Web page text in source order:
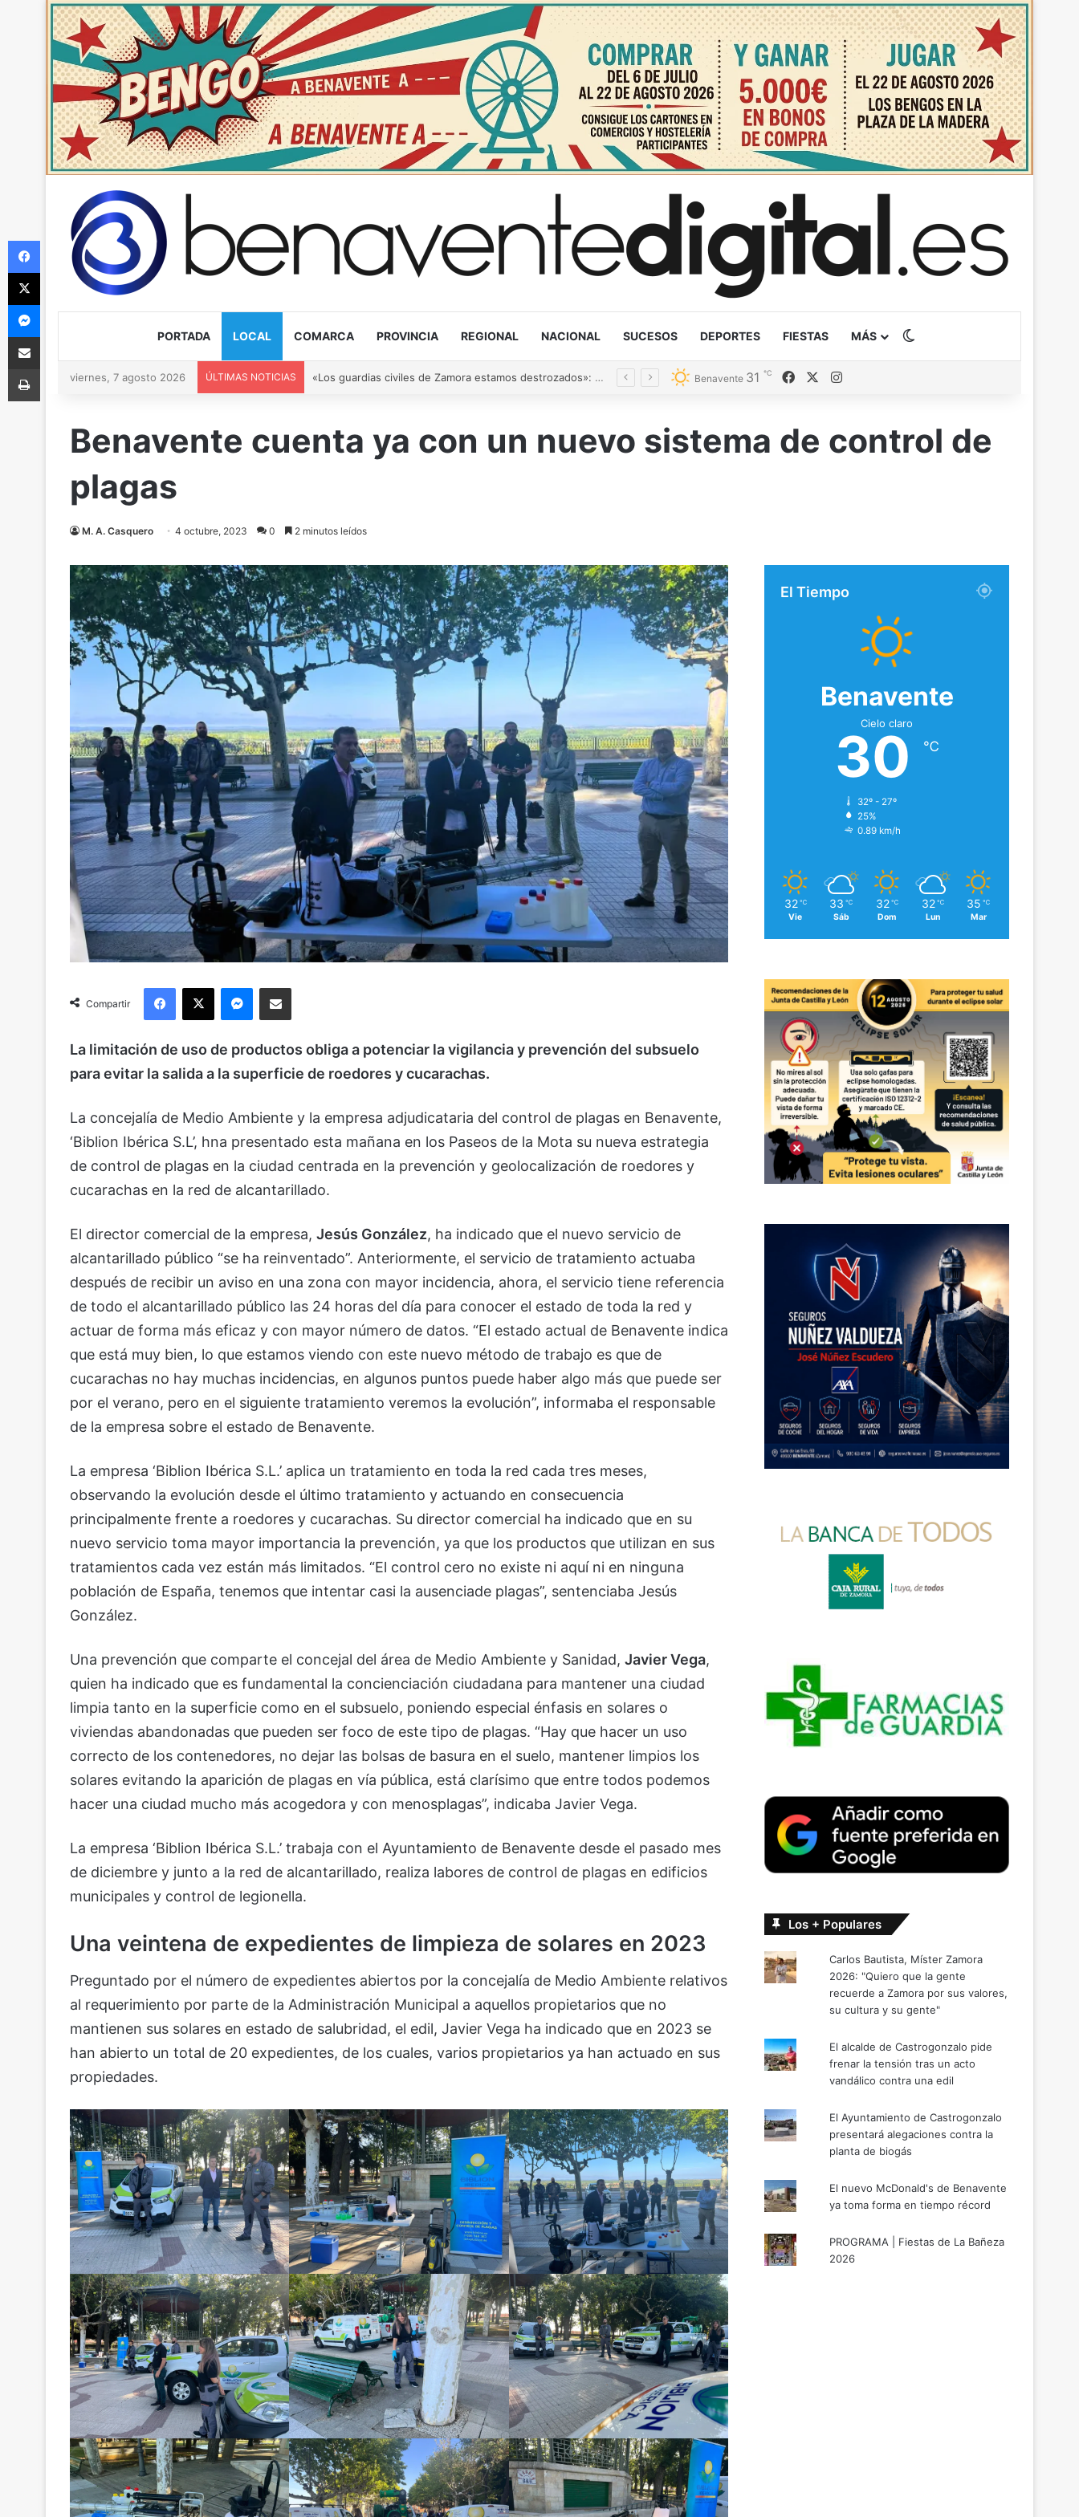
PORTADA LOCAL COMARCA PROVINCIA REGIONAL NACIONAL SUCESOS DEPORTES FIESTAS MÁS
viernes, 7 agosto 2026 ÚLTIMAS NOTICIAS «Los guardias civiles de Zamora estamos destrozados»: el homenaje a las tres mujeres asesinadas por violencia machista Benavente 31 ℃ FacebookInstagram
Benavente cuenta ya con un nuevo sistema de control de
plagas
M. A. Casquero 4 octubre, 2023 0 2 minutos leídos
Compartir
Facebook
X Messenger
Compartir via Email
La limitación de uso de productos obliga a potenciar la vigilancia y prevención del subsuelo
para evitar la salida a la superficie de roedores y cucarachas.
La concejalía de Medio Ambiente y la empresa adjudicataria del control de plagas en Benavente,
‘Biblion Ibérica S.L’, hna presentado esta mañana en los Paseos de la Mota su nueva estrategia
de control de plagas en la ciudad centrada en la prevención y geolocalización de roedores y
cucarachas en la red de alcantarillado.
El director comercial de la empresa, Jesús González, ha indicado que el nuevo servicio de
alcantarillado público “se ha reinventado”. Anteriormente, el servicio de tratamiento actuaba
después de recibir un aviso en una zona con mayor incidencia, ahora, el servicio tiene referencia
de todo el alcantarillado público las 24 horas del día para conocer el estado de toda la red y
actuar de forma más eficaz y con mayor número de datos. “El estado actual de Benavente indica
que está muy bien, lo que estamos viendo con este nuevo método de trabajo es que de
cucarachas no hay muchas incidencias, en algunos puntos puede haber algo más que puede ser
por el verano, pero en el siguiente tratamiento veremos la evolución”, informaba el responsable
de la empresa sobre el estado de Benavente.
La empresa ‘Biblion Ibérica S.L.’ aplica un tratamiento en toda la red cada tres meses,
observando la evolución desde el último tratamiento y actuando en consecuencia
principalmente frente a roedores y cucarachas. Su director comercial ha indicado que en su
nuevo servicio toma mayor importancia la prevención, ya que los productos que utilizan en sus
tratamientos cada vez están más limitados. “El control cero no existe ni aquí ni en ninguna
población de España, tenemos que intentar casi la ausenciade plagas”, sentenciaba Jesús
González.
Una prevención que comparte el concejal del área de Medio Ambiente y Sanidad, Javier Vega,
quien ha indicado que es fundamental la concienciación ciudadana para mantener una ciudad
limpia tanto en la superficie como en el subsuelo, poniendo especial énfasis en solares o
viviendas abandonadas que pueden ser foco de este tipo de plagas. “Hay que hacer un uso
correcto de los contenedores, no dejar las bolsas de basura en el suelo, mantener limpios los
solares evitando la aparición de plagas en vía pública, está clarísimo que entre todos podemos
hacer una ciudad mucho más acogedora y con menosplagas”, indicaba Javier Vega.
La empresa ‘Biblion Ibérica S.L.’ trabaja con el Ayuntamiento de Benavente desde el pasado mes
de diciembre y junto a la red de alcantarillado, realiza labores de control de plagas en edificios
municipales y control de legionella.
Una veintena de expedientes de limpieza de solares en 2023
Preguntado por el número de expedientes abiertos por la concejalía de Medio Ambiente relativos
al requerimiento por parte de la Administración Municipal a aquellos propietarios que no
mantienen sus solares en estado de salubridad, el edil, Javier Vega ha indicado que en 2023 se
han abierto un total de 20 expedientes, de los cuales, varios propietarios ya han actuado en sus
propiedades.
El Tiempo
Benavente
Cielo claro
30 ℃
32º - 27º
25%
0.89 km/h
32 ℃
Vie
33 ℃
Sáb
32 ℃
Dom
32 ℃
Lun
35 ℃
Mar
Los + Populares
Carlos Bautista, Míster Zamora
2026: "Quiero que la gente
recuerde a Zamora por sus valores,
su cultura y su gente"
El alcalde de Castrogonzalo pide
frenar la tensión tras un acto
vandálico contra una edil
El Ayuntamiento de Castrogonzalo
presentará alegaciones contra la
planta de biogás
El nuevo McDonald's de Benavente
ya toma forma en tiempo récord
PROGRAMA | Fiestas de La Bañeza
2026
Facebook
X
Messenger
Compartir via Email